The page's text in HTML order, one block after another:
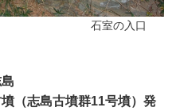
入口
（志島古墳群11号墳）発